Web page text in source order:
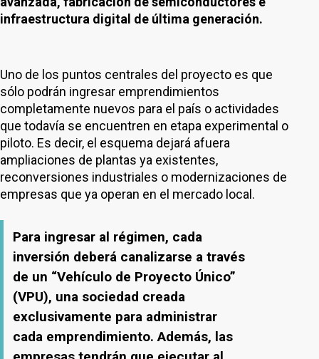
infraestructura digital de última generación.
Uno de los puntos centrales del proyecto es que
sólo podrán ingresar emprendimientos
completamente nuevos para el país o actividades
que todavía se encuentren en etapa experimental o
piloto. Es decir, el esquema dejará afuera
ampliaciones de plantas ya existentes,
reconversiones industriales o modernizaciones de
empresas que ya operan en el mercado local.
Para ingresar al régimen, cada
inversión deberá canalizarse a través
de un “Vehículo de Proyecto Único”
(VPU), una sociedad creada
exclusivamente para administrar
cada emprendimiento. Además, las